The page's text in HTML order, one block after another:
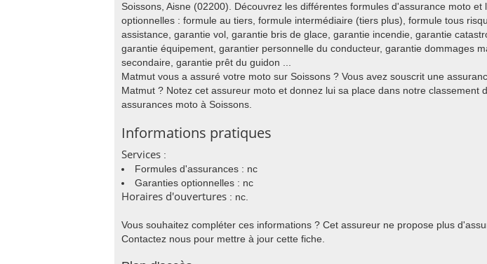
Soissons, Aisne (02200). Découvrez les différentes formules d'assurance moto et
optionnelles : formule au tiers, formule intermédiaire (tiers plus), formule tous
assistance, garantie vol, garantie bris de glace, garantie incendie, garantie
garantie équipement, garantier personnelle du conducteur, garantie dommages
secondaire, garantie prêt du guidon ...
Matmut vous a assuré votre moto sur Soissons ? Vous avez souscrit une
Matmut ? Notez cet assureur moto et donnez lui sa place dans notre classement
assurances moto à Soissons.
Informations pratiques
Services :
Formules d'assurances : nc
Garanties optionnelles : nc
Horaires d'ouvertures : nc.
Vous souhaitez compléter ces informations ? Cet assureur ne propose plus
Contactez nous pour mettre à jour cette fiche.